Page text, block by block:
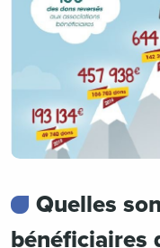
Quelles
bénéficiaires